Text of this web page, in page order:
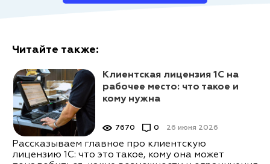
Читайте также:
Клиентская лицензия 1С на
рабочее место: что такое и
кому нужна
26 июня 2026
7670 0
Рассказываем главное про клиентскую
лицензию 1С: что это такое, кому она может